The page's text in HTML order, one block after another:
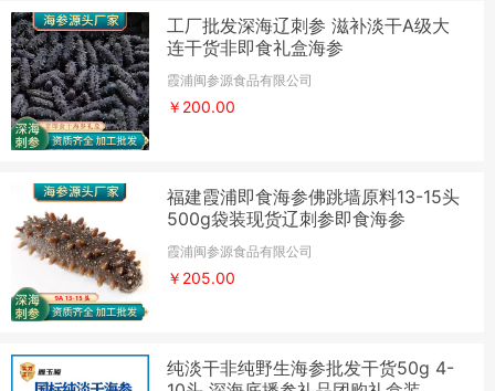
工厂批发深海辽刺参 滋补淡干A级大
连干货非即食礼盒海参
霞浦闽参源食品有限公司
￥200.00
福建霞浦即食海参佛跳墙原料13-15头
500g袋装现货辽刺参即食海参
霞浦闽参源食品有限公司
￥205.00
纯淡干非纯野生海参批发干货50g 4-